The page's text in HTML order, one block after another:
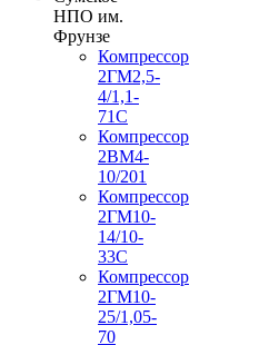
НПО им.
Фрунзе
Компрессор
2ГМ2,5-
4/1,1-
71С
Компрессор
2ВМ4-
10/201
Компрессор
2ГМ10-
14/10-
33С
Компрессор
2ГМ10-
25/1,05-
70